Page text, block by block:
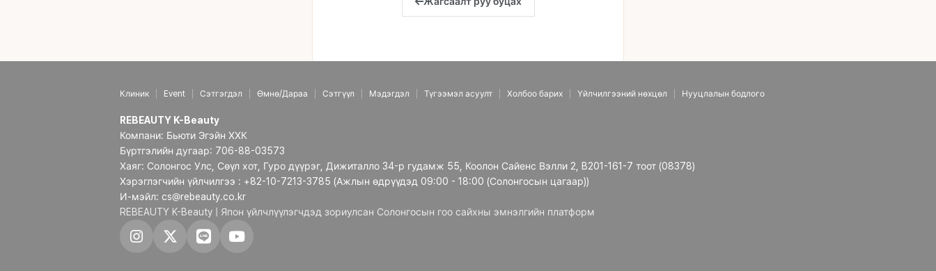
Клиник Event Сэтгэгдэл Өмнө/Дараа Сэтгүүл Мэдэгдэл Түгээмэл асуулт Холбоо барих Үйлчилгээний нөхцөл Нууцлалын бодлого
REBEAUTY K-Beauty
Компани: Бьюти Эгэйн ХХК
Бүртгэлийн дугаар: 706-88-03573
Хаяг: Солонгос Улс, Сөүл хот, Гуро дүүрэг, Дижиталло 34-р гудамж 55, Коолон Сайенс Вэлли 2, B201-161-7 тоот (08378)
Хэрэглэгчийн үйлчилгээ : +82-10-7213-3785 (Ажлын өдрүүдэд 09:00 - 18:00 (Солонгосын цагаар))
И-мэйл: cs@rebeauty.co.kr
REBEAUTY K-Beauty | Япон үйлчлүүлэгчдэд зориулсан Солонгосын гоо сайхны эмнэлгийн платформ